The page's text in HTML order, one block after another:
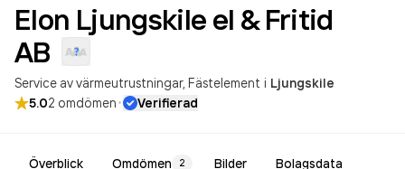
Elon Ljungskile el & Fritid
AB
Service av värmeutrustningar Fästelement i Ljungskile
5.02 omdömen· Verifierad
Överblick Omdömen 2 Bilder Bolagsdata